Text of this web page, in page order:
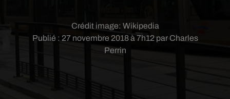
Publié : 27 novembre 2018 à 7h12 par Charles
Perrin
Crédit image: Wikipedia